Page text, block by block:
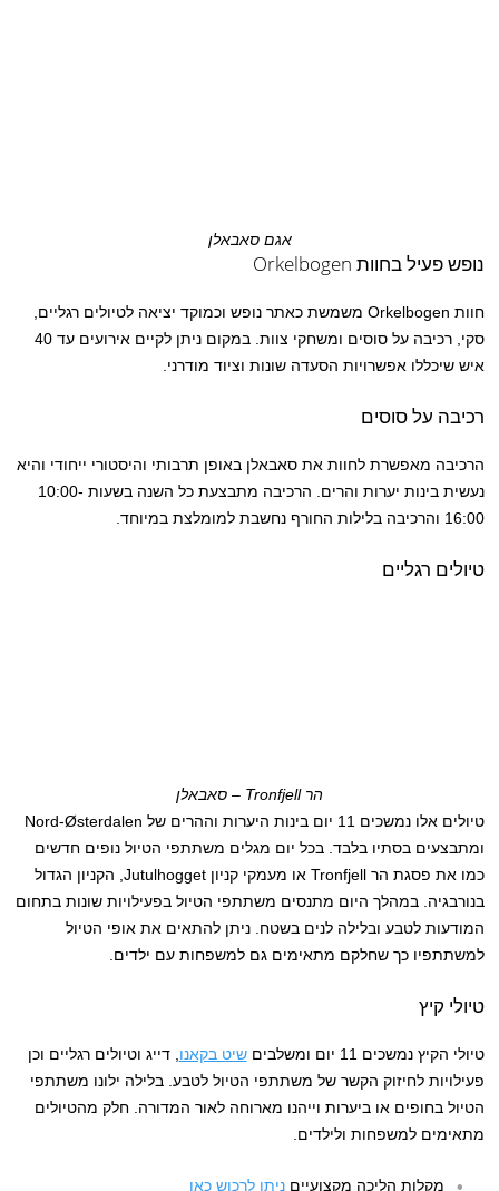
אגם סאבאלן
נופש פעיל בחוות Orkelbogen
חוות Orkelbogen משמשת כאתר נופש וכמוקד יציאה לטיולים רגליים,
סקי, רכיבה על סוסים ומשחקי צוות. במקום ניתן לקיים אירועים עד 40
איש שיכללו אפשרויות הסעדה שונות וציוד מודרני.
רכיבה על סוסים
הרכיבה מאפשרת לחוות את סאבאלן באופן תרבותי והיסטורי ייחודי והיא
נעשית בינות יערות והרים. הרכיבה מתבצעת כל השנה בשעות 10:00-
16:00 והרכיבה בלילות החורף נחשבת למומלצת במיוחד.
טיולים רגליים
הר Tronfjell – סאבאלן
טיולים אלו נמשכים 11 יום בינות היערות וההרים של Nord-Østerdalen
ומתבצעים בסתיו בלבד. בכל יום מגלים משתתפי הטיול נופים חדשים
כמו את פסגת הר Tronfjell או מעמקי קניון Jutulhogget, הקניון הגדול
בנורבגיה. במהלך היום מתנסים משתתפי הטיול בפעילויות שונות בתחום
המודעות לטבע ובלילה לנים בשטח. ניתן להתאים את אופי הטיול
למשתתפיו כך שחלקם מתאימים גם למשפחות עם ילדים.
טיולי קיץ
טיולי הקיץ נמשכים 11 יום ומשלבים שיט בקאנו , דייג וטיולים רגליים וכן
פעילויות לחיזוק הקשר של משתתפי הטיול לטבע. בלילה ילונו משתתפי
הטיול בחופים או ביערות וייהנו מארוחה לאור המדורה. חלק מהטיולים
מתאימים למשפחות ולילדים.
מקלות הליכה מקצועיים ניתן לרכוש כאן